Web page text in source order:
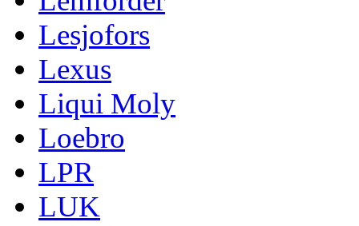
Lesjofors
Lexus
Liqui Moly
Loebro
LPR
LUK